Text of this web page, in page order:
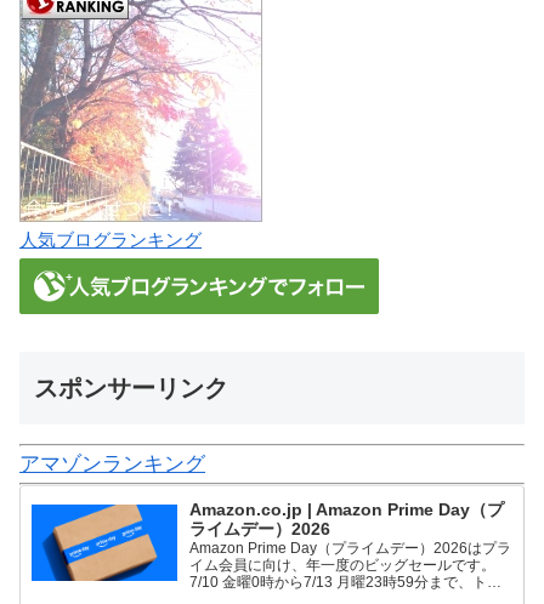
人気ブログランキング
スポンサーリンク
アマゾンランキング
Amazon.co.jp | Amazon Prime Day（プ
ライムデー）2026
Amazon Prime Day（プライムデー）2026はプラ
イム会員に向け、年一度のビッグセールです。
7/10 金曜0時から7/13 月曜23時59分まで、トッ